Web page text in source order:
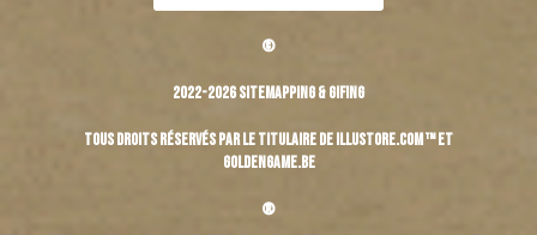
©
2022-2026 Sitemapping & Gifing
Tous droits réservés par le titulaire de Illustore.com ™ et
Goldengame.be
®